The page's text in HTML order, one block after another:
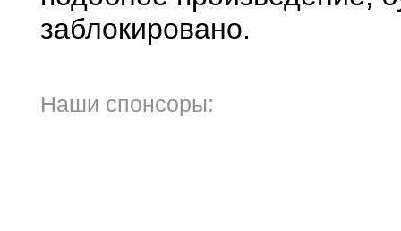
заблокировано.
Наши спонсоры: